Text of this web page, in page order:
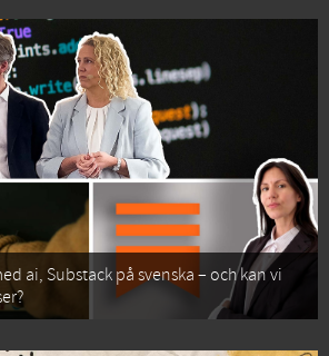
ai, Substack på svenska – och kan vi